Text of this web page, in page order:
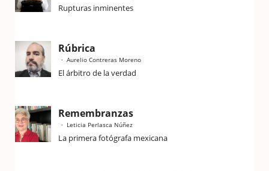
Rupturas inminentes
Rúbrica
Aurelio Contreras Moreno
El árbitro de la verdad
Remembranzas
Leticia Perlasca Núñez
La primera fotógrafa mexicana